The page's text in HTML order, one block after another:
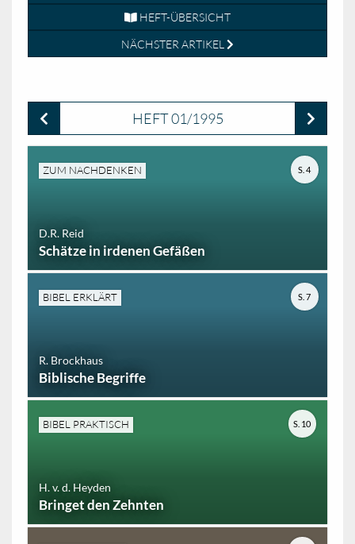
HEFT-ÜBERSICHT
NÄCHSTER ARTIKEL
HEFT 01/1995
ZUM NACHDENKEN
D.R. Reid
Schätze in irdenen Gefäßen
S. 4
BIBEL ERKLÄRT
R. Brockhaus
Biblische Begriffe
S. 7
BIBEL PRAKTISCH
H. v. d. Heyden
Bringet den Zehnten
S. 10